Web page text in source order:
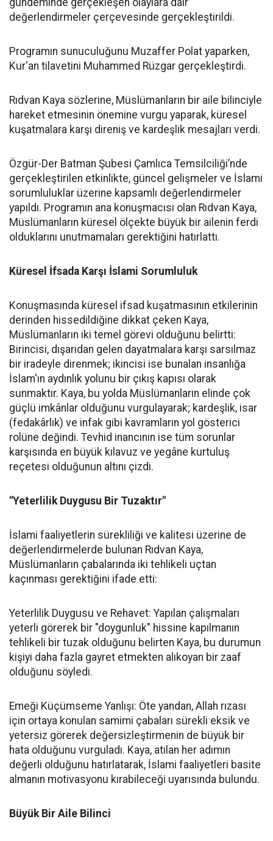
gündeminde gerçekleşen olaylara dair
değerlendirmeler çerçevesinde gerçekleştirildi.
Programın sunuculuğunu Muzaffer Polat yaparken,
Kur'an tilavetini Muhammed Rüzgar gerçekleştirdi.
Rıdvan Kaya sözlerine, Müslümanların bir aile bilinciyle
hareket etmesinin önemine vurgu yaparak, küresel
kuşatmalara karşı direniş ve kardeşlik mesajları verdi.
Özgür-Der Batman Şubesi Çamlıca Temsilciliği’nde
gerçekleştirilen etkinlikte, güncel gelişmeler ve İslami
sorumluluklar üzerine kapsamlı değerlendirmeler
yapıldı. Programın ana konuşmacısı olan Rıdvan Kaya,
Müslümanların küresel ölçekte büyük bir ailenin ferdi
olduklarını unutmamaları gerektiğini hatırlattı.
Küresel İfsada Karşı İslami Sorumluluk
Konuşmasında küresel ifsad kuşatmasının etkilerinin
derinden hissedildiğine dikkat çeken Kaya,
Müslümanların iki temel görevi olduğunu belirtti:
Birincisi, dışarıdan gelen dayatmalara karşı sarsılmaz
bir iradeyle direnmek; ikincisi ise bunalan insanlığa
İslam'ın aydınlık yolunu bir çıkış kapısı olarak
sunmaktır. Kaya, bu yolda Müslümanların elinde çok
güçlü imkânlar olduğunu vurgulayarak; kardeşlik, isar
(fedakârlık) ve infak gibi kavramların yol gösterici
rolüne değindi. Tevhid inancının ise tüm sorunlar
karşısında en büyük kılavuz ve yegâne kurtuluş
reçetesi olduğunun altını çizdi.
"Yeterlilik Duygusu Bir Tuzaktır"
İslami faaliyetlerin sürekliliği ve kalitesi üzerine de
değerlendirmelerde bulunan Rıdvan Kaya,
Müslümanların çabalarında iki tehlikeli uçtan
kaçınması gerektiğini ifade etti:
Yeterlilik Duygusu ve Rehavet: Yapılan çalışmaları
yeterli görerek bir "doygunluk" hissine kapılmanın
tehlikeli bir tuzak olduğunu belirten Kaya, bu durumun
kişiyi daha fazla gayret etmekten alıkoyan bir zaaf
olduğunu söyledi.
Emeği Küçümseme Yanlışı: Öte yandan, Allah rızası
için ortaya konulan samimi çabaları sürekli eksik ve
yetersiz görerek değersizleştirmenin de büyük bir
hata olduğunu vurguladı. Kaya, atılan her adımın
değerli olduğunu hatırlatarak, İslami faaliyetleri basite
almanın motivasyonu kırabileceği uyarısında bulundu.
Büyük Bir Aile Bilinci